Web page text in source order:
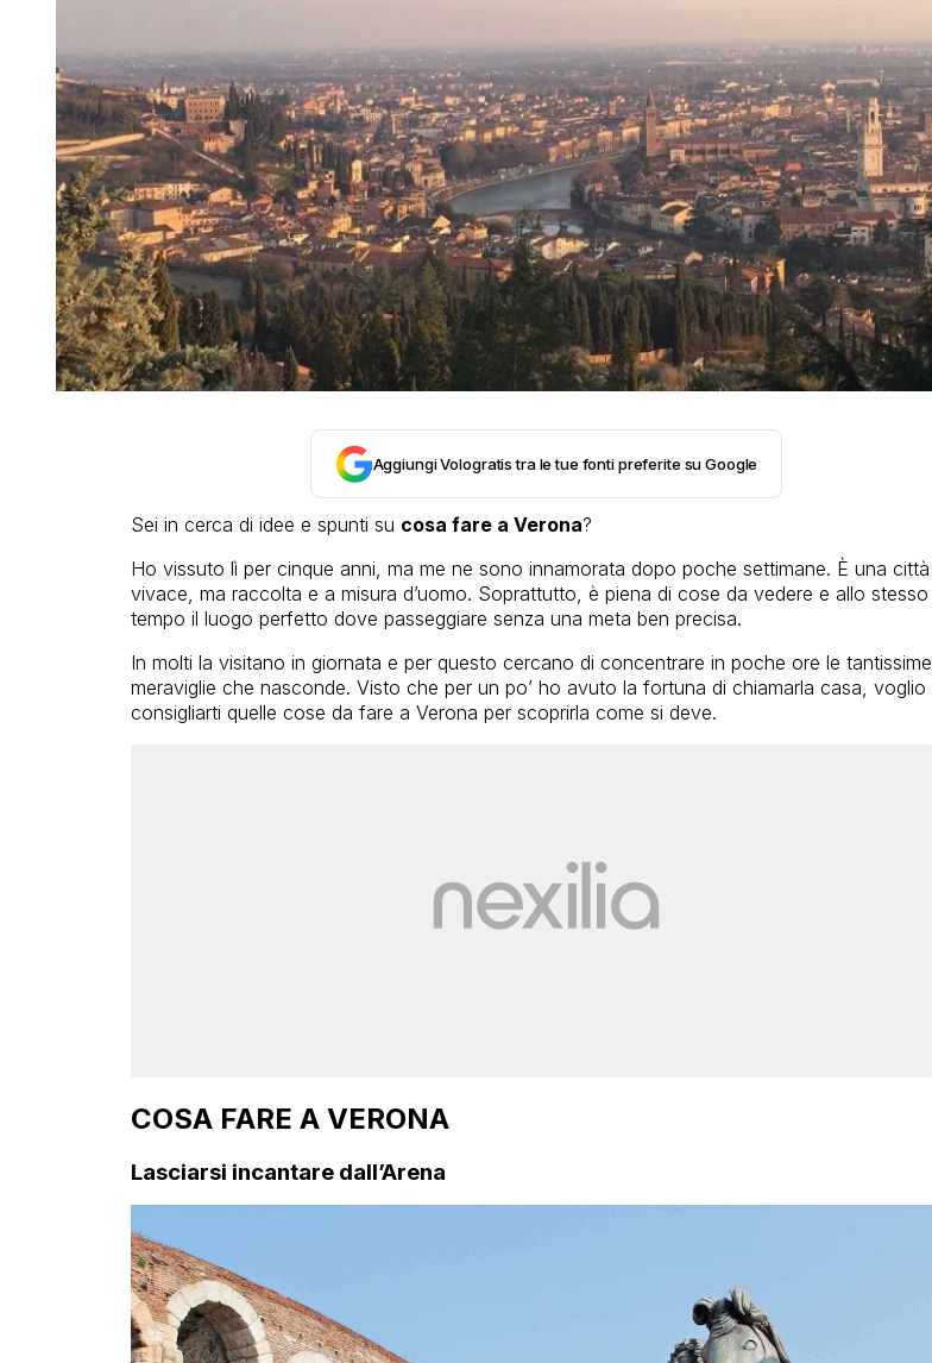
Aggiungi Vologratis tra le tue fonti preferite su Google
Sei in cerca di idee e spunti su cosa fare a Verona?
Ho vissuto lì per cinque anni, ma me ne sono innamorata dopo poche settimane. È una città
vivace, ma raccolta e a misura d’uomo. Soprattutto, è piena di cose da vedere e allo stesso
tempo il luogo perfetto dove passeggiare senza una meta ben precisa.
In molti la visitano in giornata e per questo cercano di concentrare in poche ore le tantissime
meraviglie che nasconde. Visto che per un po’ ho avuto la fortuna di chiamarla casa, voglio
consigliarti quelle cose da fare a Verona per scoprirla come si deve.
COSA FARE A VERONA
Lasciarsi incantare dall’Arena